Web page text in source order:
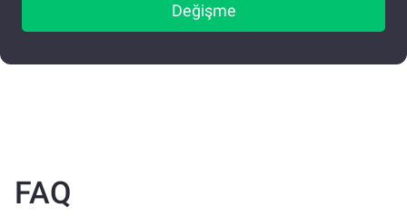
Değişme
FAQ